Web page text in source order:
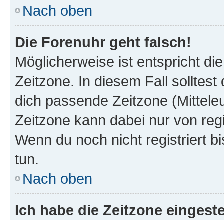
Nach oben
Die Forenuhr geht falsch!
Möglicherweise ist entspricht
Zeitzone. In diesem Fall solltest
dich passende Zeitzone
Zeitzone kann dabei nur von
Wenn du noch nicht registriert
tun.
Nach oben
Ich habe die Zeitzone